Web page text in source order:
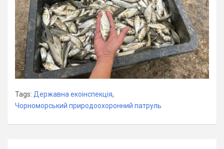
Tags: Державна екоінспекція,
Чорноморський природоохоронний патруль